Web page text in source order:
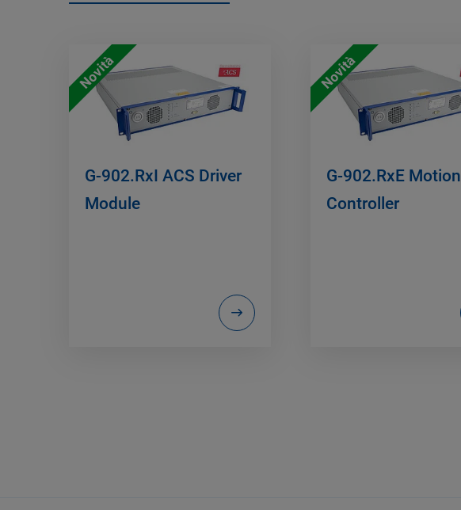
Novità
G-902.RxI ACS Driver
Module
Novità
G-902.RxE Motion
Controller